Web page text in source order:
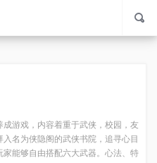
成游戏，内容着重于武侠，校园，友
名为侠隐阁的武侠书院，追寻心目
能够自由搭配六大武器。心法、特